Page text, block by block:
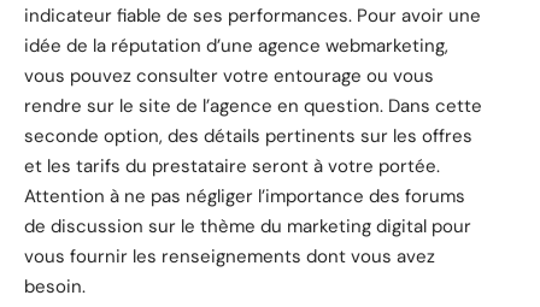
indicateur fiable de ses performances. Pour avoir une
idée de la réputation d’une agence webmarketing,
vous pouvez consulter votre entourage ou vous
rendre sur le site de l’agence en question. Dans cette
seconde option, des détails pertinents sur les offres
et les tarifs du prestataire seront à votre portée.
Attention à ne pas négliger l’importance des forums
de discussion sur le thème du marketing digital pour
vous fournir les renseignements dont vous avez
besoin.